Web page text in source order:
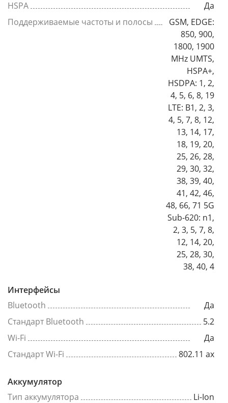
HSPA
Да
Поддерживаемые частоты и полосы
GSM, EDGE:
850, 900,
1800, 1900
MHz UMTS,
HSPA+,
HSDPA: 1, 2,
4, 5, 6, 8, 19
LTE: B1, 2, 3,
4, 5, 7, 8, 12,
13, 14, 17,
18, 19, 20,
25, 26, 28,
29, 30, 32,
38, 39, 40,
41, 42, 46,
48, 66, 71 5G
Sub-620: n1,
2, 3, 5, 7, 8,
12, 14, 20,
25, 28, 30,
38, 40, 4
Интерфейсы
Bluetooth
Да
Стандарт Bluetooth
5.2
Wi-Fi
Да
Стандарт Wi-Fi
802.11 ax
Аккумулятор
Тип аккумулятора
Li-Ion